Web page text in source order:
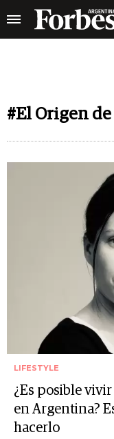
#El Origen
LIFESTYLE
¿Es posible
en Argentina?
hacerlo